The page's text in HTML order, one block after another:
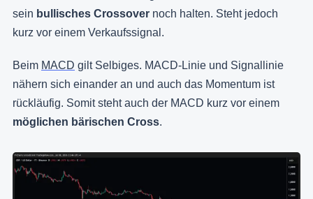
sein bullisches Crossover noch halten. Steht jedoch
kurz vor einem Verkaufssignal.
Beim MACD gilt Selbiges. MACD-Linie und Signallinie
nähern sich einander an und auch das Momentum ist
rückläufig. Somit steht auch der MACD kurz vor einem
möglichen bärischen Cross.